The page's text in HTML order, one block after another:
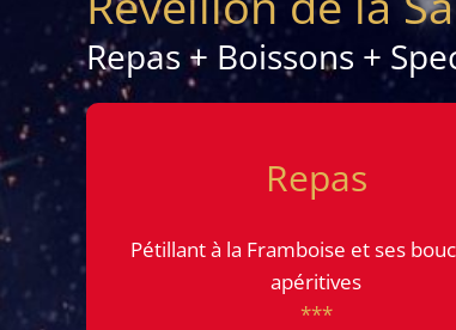
Repas + Boissons +
Repas
Pétillant à la Framboise et ses
apéritives
***